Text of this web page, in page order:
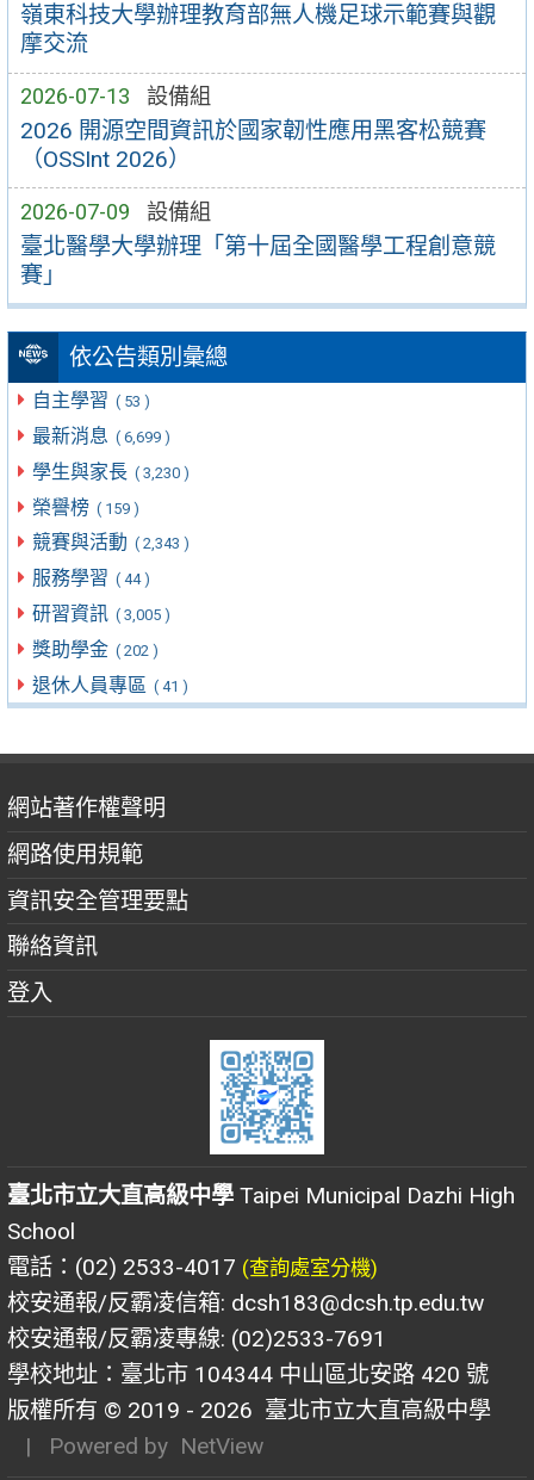
嶺東科技大學辦理教育部無人機足球示範賽與觀
摩交流
2026-07-13 設備組
2026 開源空間資訊於國家韌性應用黑客松競賽
（OSSInt 2026）
2026-07-09 設備組
臺北醫學大學辦理「第十屆全國醫學工程創意競
賽」
依公告類別彙總
自主學習 ( 53 )
最新消息 ( 6,699 )
學生與家長 ( 3,230 )
榮譽榜 ( 159 )
競賽與活動 ( 2,343 )
服務學習 ( 44 )
研習資訊 ( 3,005 )
獎助學金 ( 202 )
退休人員專區 ( 41 )
網站著作權聲明
網路使用規範
資訊安全管理要點
聯絡資訊
登入
臺北市立大直高級中學 Taipei Municipal Dazhi High
School
電話：(02) 2533-4017 (查詢處室分機)
校安通報/反霸凌信箱: dcsh183@dcsh.tp.edu.tw
校安通報/反霸凌專線: (02)2533-7691
學校地址：臺北市 104344 中山區北安路 420 號
版權所有 © 2019 - 2026 臺北市立大直高級中學
| Powered by NetView